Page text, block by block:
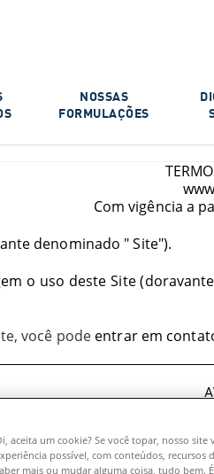
NOSSAS
FORMULAÇÕES​
Com vigência a
denominado " Site").
o uso deste Site
você pode entrar em
0800 200 1104
aceita um cookie? Se você topar, nosso
possível, com conteúdos, recursos
mais ou mudar alguma coisa, tudo bem.